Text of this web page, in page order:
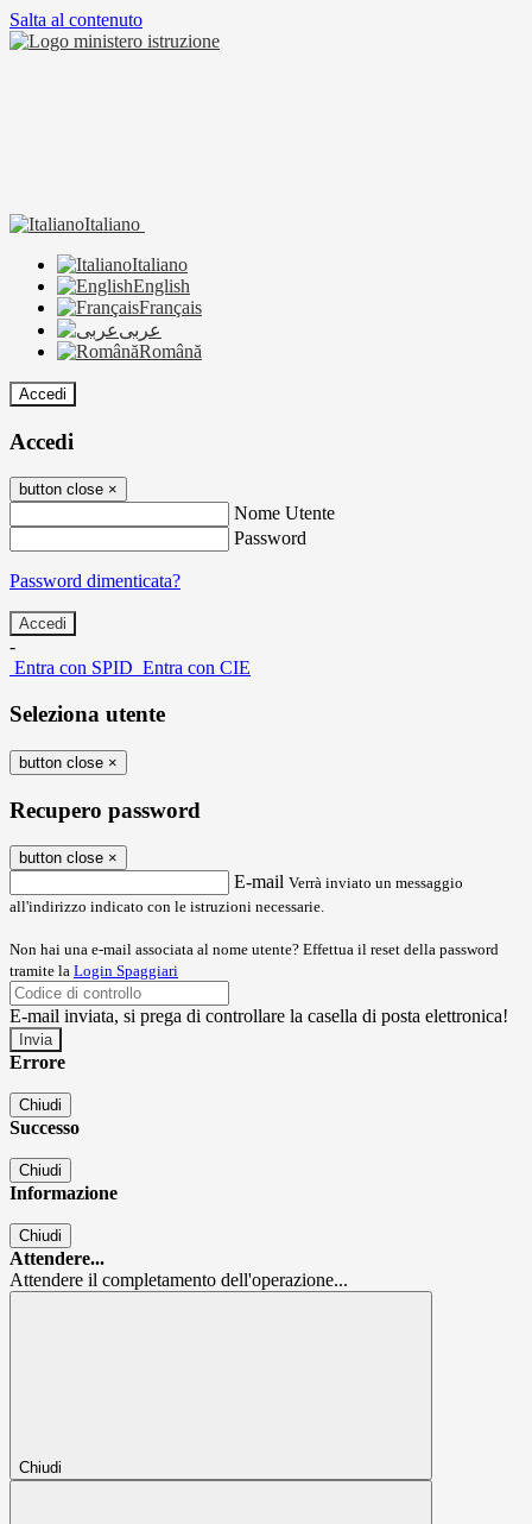
Salta al contenuto
Italiano
Italiano
English
Français
عربى
Română
Accedi
Accedi
button close ×
Nome Utente
Password
Password dimenticata?
-
Entra con SPID Entra con CIE
Seleziona utente
button close ×
Recupero password
button close ×
E-mail Verrà inviato un messaggio
all'indirizzo indicato con le istruzioni necessarie.
Non hai una e-mail associata al nome utente? Effettua il reset della password
tramite la Login Spaggiari
E-mail inviata, si prega di controllare la casella di posta elettronica!
Errore
Chiudi
Successo
Chiudi
Informazione
Chiudi
Attendere...
Attendere il completamento dell'operazione...
Chiudi